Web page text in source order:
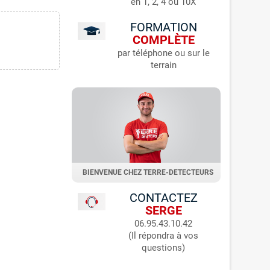
FORMATION
COMPLÈTE
par téléphone ou sur le
terrain
BIENVENUE CHEZ TERRE-DETECTEURS
CONTACTEZ
SERGE
06.95.43.10.42
(Il répondra à vos
questions)